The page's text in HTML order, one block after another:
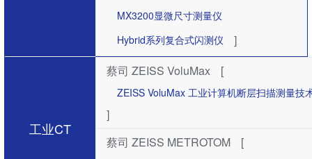
MX3200显微尺寸测量仪
Hybrid系列复合式闪测仪
]
工业CT
蔡司 ZEISS VoluMax [
ZEISS VoluMax 工业计算机断层扫描测量技
]
蔡司 ZEISS METROTOM
[